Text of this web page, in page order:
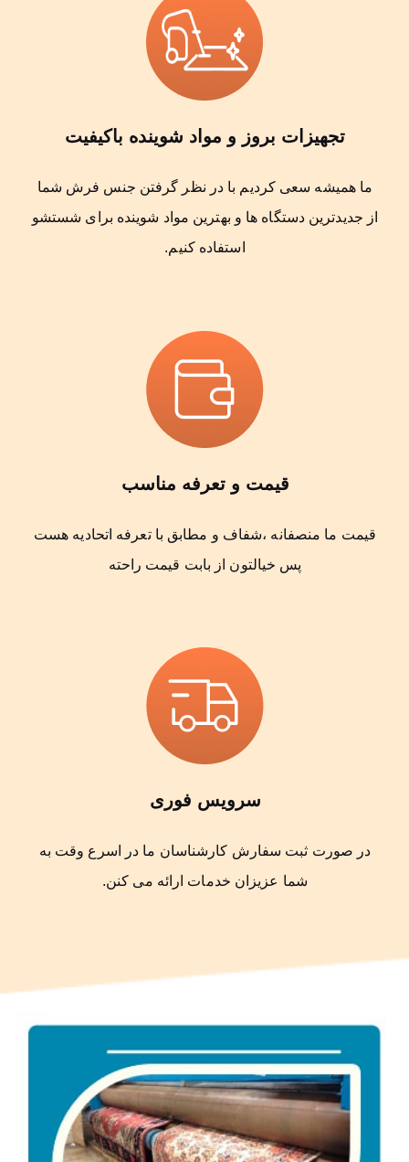
تجهیزات بروز و مواد شوینده باکیفیت
ما همیشه سعی کردیم با در نظر گرفتن جنس فرش شما
از جدیدترین دستگاه ها و بهترین مواد شوینده برای شستشو
استفاده کنیم.
قیمت و تعرفه مناسب
قیمت ما منصفانه ،شفاف و مطابق با تعرفه اتحادیه هست
پس خیالتون از بابت قیمت راحته
سرویس فوری
در صورت ثبت سفارش کارشناسان ما در اسرع وقت به
شما عزیزان خدمات ارائه می کنن.